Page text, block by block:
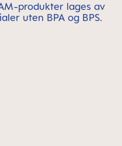
produkter lages av
uten BPA og BPS.